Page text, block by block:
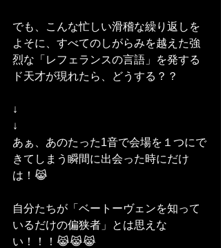
でも、こんな忙しい滑稽な繰り返しを
よそに、すべてのしがらみを越えた強
烈な「レフェランスの言語」を発する
ド天才が現れたら、どうする？？
↓
↓
あぁ、あのたった1音で会場を１つにで
きてしまう瞬間に出会った時にだけ
は！😹
自分たちが「ベートーヴェンを知って
いるだけの偏狭者」とは思えな
い！！！😹😹😹